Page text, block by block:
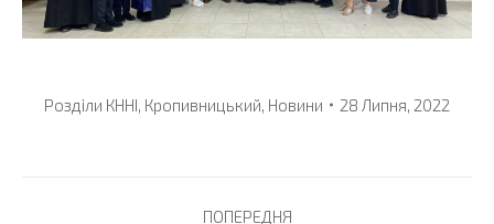
Розділи КННІ, Кропивницький, Новини 28 Липня, 2022
ПОПЕРЕДНЯ